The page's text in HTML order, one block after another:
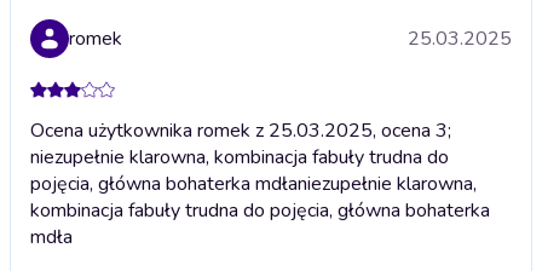
romek 25.03.2025
Ocena użytkownika romek z 25.03.2025, ocena 3;
niezupełnie klarowna, kombinacja fabuły trudna do
pojęcia, główna bohaterka mdłaniezupełnie klarowna,
kombinacja fabuły trudna do pojęcia, główna bohaterka
mdła